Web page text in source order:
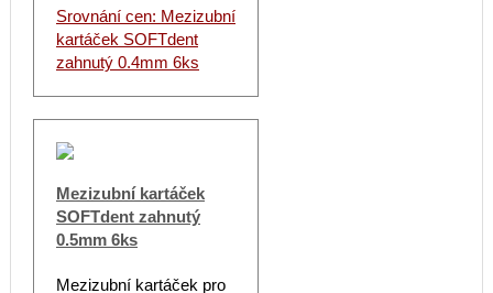
Srovnání cen: Mezizubní
kartáček SOFTdent
zahnutý 0.4mm 6ks
Mezizubní kartáček
SOFTdent zahnutý
0.5mm 6ks
Mezizubní kartáček pro